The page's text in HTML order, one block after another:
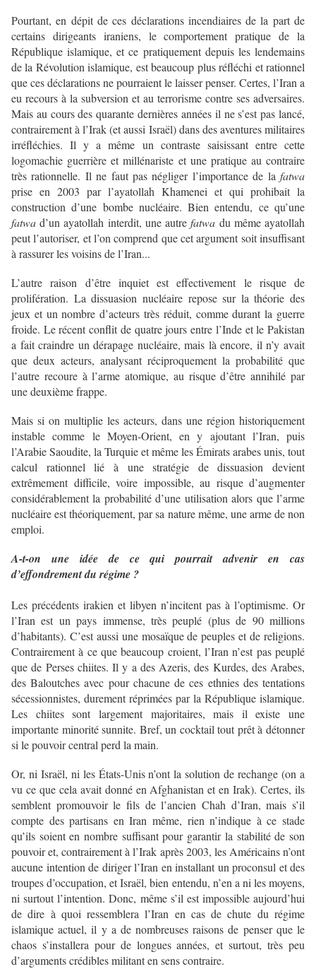
Pourtant, en dépit de ces déclarations incendiaires de la part de
certains dirigeants iraniens, le comportement pratique de la
République islamique, et ce pratiquement depuis les lendemains
de la Révolution islamique, est beaucoup plus réfléchi et rationnel
que ces déclarations ne pourraient le laisser penser. Certes, l’Iran a
eu recours à la subversion et au terrorisme contre ses adversaires.
Mais au cours des quarante dernières années il ne s’est pas lancé,
contrairement à l’Irak (et aussi Israël) dans des aventures militaires
irréfléchies. Il y a même un contraste saisissant entre cette
logomachie guerrière et millénariste et une pratique au contraire
très rationnelle. Il ne faut pas négliger l’importance de la fatwa
prise en 2003 par l’ayatollah Khamenei et qui prohibait la
construction d’une bombe nucléaire. Bien entendu, ce qu’une
fatwa d’un ayatollah interdit, une autrefatwa du même ayatollah
peut l’autoriser, et l’on comprend que cet argument soit insuffisant
à rassurer les voisins de l’Iran...
L’autre raison d’être inquiet est effectivement le risque de
prolifération. La dissuasion nucléaire repose sur la théorie des
jeux et un nombre d’acteurs très réduit, comme durant la guerre
froide. Le récent conflit de quatre jours entre l’Inde et le Pakistan
a fait craindre un dérapage nucléaire, mais là encore, il n’y avait
que deux acteurs, analysant réciproquement la probabilité que
l’autre recoure à l’arme atomique, au risque d’être annihilé par
une deuxième frappe.
Mais si on multiplie les acteurs, dans une région historiquement
instable comme le Moyen-Orient, en y ajoutant l’Iran, puis
l’Arabie Saoudite, la Turquie et même les Émirats arabes unis, tout
calcul rationnel lié à une stratégie de dissuasion devient
extrêmement difficile, voire impossible, au risque d’augmenter
considérablement la probabilité d’une utilisation alors que l’arme
nucléaire est théoriquement, par sa nature même, une arme de non
emploi.
A-t-on une idée de ce qui pourrait advenir en cas
d’effondrement du régime ?
Les précédents irakien et libyen n’incitent pas à l’optimisme. Or
l’Iran est un pays immense, très peuplé (plus de 90 millions
d’habitants). C’est aussi une mosaïque de peuples et de religions.
Contrairement à ce que beaucoup croient, l’Iran n’est pas peuplé
que de Perses chiites. Il y a des Azeris, des Kurdes, des Arabes,
des Baloutches avec pour chacune de ces ethnies des tentations
sécessionnistes, durement réprimées par la République islamique.
Les chiites sont largement majoritaires, mais il existe une
importante minorité sunnite. Bref, un cocktail tout prêt à détonner
si le pouvoir central perd la main.
Or, ni Israël, ni les États-Unis n’ont la solution de rechange (on a
vu ce que cela avait donné en Afghanistan et en Irak). Certes, ils
semblent promouvoir le fils de l’ancien Chah d’Iran, mais s’il
compte des partisans en Iran même, rien n’indique à ce stade
qu’ils soient en nombre suffisant pour garantir la stabilité de son
pouvoir et, contrairement à l’Irak après 2003, les Américains n’ont
aucune intention de diriger l’Iran en installant un proconsul et des
troupes d’occupation, et Israël, bien entendu, n’en a ni les moyens,
ni surtout l’intention. Donc, même s’il est impossible aujourd’hui
de dire à quoi ressemblera l’Iran en cas de chute du régime
islamique actuel, il y a de nombreuses raisons de penser que le
chaos s’installera pour de longues années, et surtout, très peu
d’arguments crédibles militant en sens contraire.